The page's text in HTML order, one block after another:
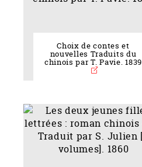
Choix de contes et
nouvelles Traduits du
chinois par T. Pavie. 1839